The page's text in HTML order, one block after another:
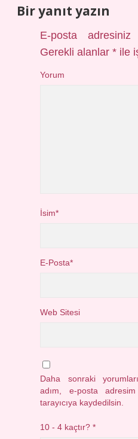
Bir yanıt yazın
E-posta adresiniz
Gerekli alanlar* ile
Yorum
İsim*
E-Posta*
Web Sitesi
Daha sonraki
adım, e-posta
tarayıcıya kaydedilsin.
10 - 4 kaçtır?*